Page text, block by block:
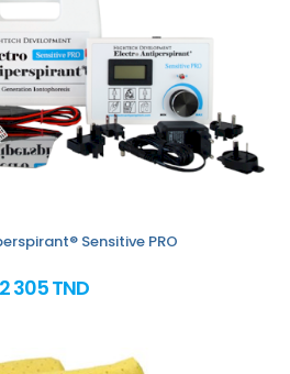
Sensitive PRO
2 305 TND